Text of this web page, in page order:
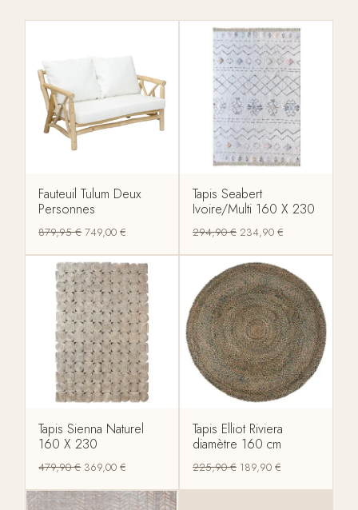
Fauteuil Tulum Deux
Personnes
879,95€ 749,00€
Tapis Seabert
Ivoire/Multi 160 X 230
294,90€ 234,90 €
Tapis Sienna Naturel
160 X 230
479,90€ 369,00€
Tapis Elliot Riviera
diamètre 160 cm
225,90€ 189,90 €